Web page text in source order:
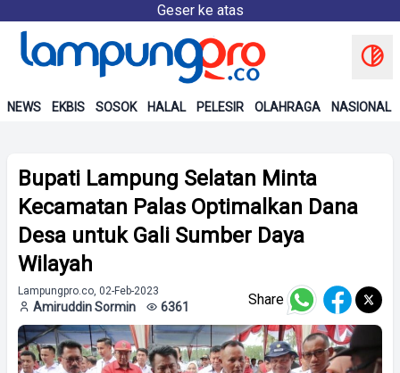
Geser ke atas
NEWS EKBIS SOSOK HALAL PELESIR OLAHRAGA NASIONAL
Bupati Lampung Selatan Minta
Kecamatan Palas Optimalkan Dana
Desa untuk Gali Sumber Daya
Wilayah
Lampungpro.co, 02-Feb-2023
Amiruddin Sormin 6361 Share